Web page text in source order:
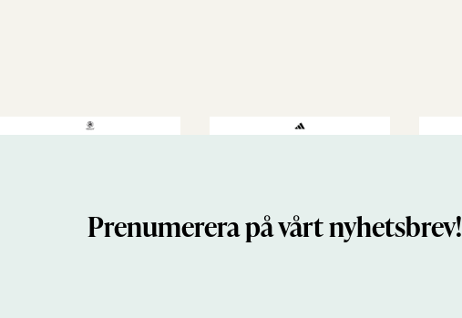
Prenumerera på vårt nyhetsbrev!